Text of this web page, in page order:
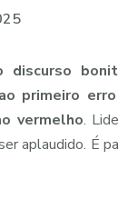
discurso
primeiro
vermelho.
aplaudido. É